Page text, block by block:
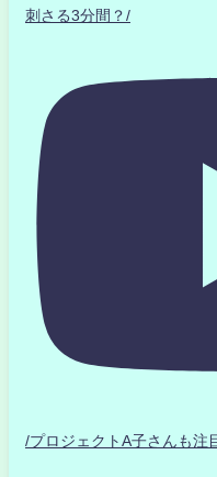
刺さる3分間？/
/プロジェクトA子さんも